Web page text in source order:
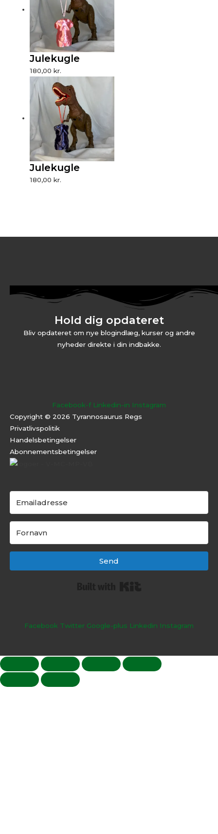
Julekugle
180,00kr.
Julekugle
180,00kr.
Hold dig opdateret
Bliv opdateret om nye blogindlæg, kurser og andre
nyheder direkte i din indbakke.
Facebook-f Linkedin-in Instagram
Copyright © 2026 Tyrannosaurus Regs
Privatlivspolitik
Handelsbetingelser
Abonnementsbetingelser
Send
Facebook Twitter Google-plus Linkedin Instagram